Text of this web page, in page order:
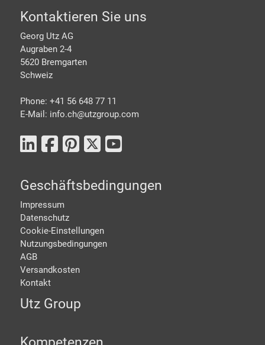
Footer
Kontaktieren Sie uns
Georg Utz AG
Augraben 2-4
5620 Bremgarten
Schweiz
Phone: +41 56 648 77 11
E-Mail: info.ch@utzgroup.com
Geschäftsbedingungen
Impressum
Datenschutz
Cookie-Einstellungen
Nutzungsbedingungen
AGB
Versandkosten
Kontakt
Utz Group